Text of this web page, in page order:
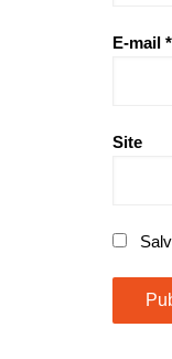
E-mail *
Site